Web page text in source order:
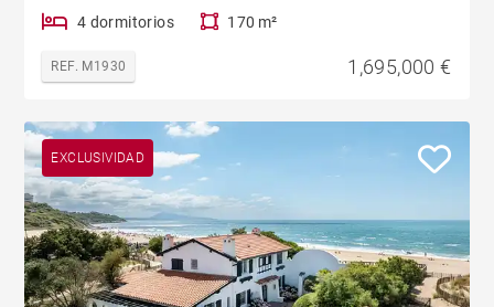
4 dormitorios 170 m²
REF. M1930 1,695,000 €
EXCLUSIVIDAD